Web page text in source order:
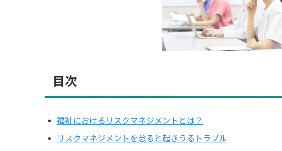
目次
福祉におけるリスクマネジメントとは？
リスクマネジメントを怠ると起きうるトラブル